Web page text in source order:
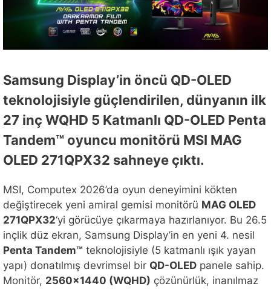
Samsung Display’in öncü QD-OLED
teknolojisiyle güçlendirilen, dünyanın ilk
27 inç WQHD 5 Katmanlı QD-OLED Penta
Tandem™ oyuncu monitörü MSI MAG
OLED 271QPX32 sahneye çıktı.
MSI, Computex 2026’da oyun deneyimini kökten
değiştirecek yeni amiral gemisi monitörü MAG OLED
271QPX32‘yi görücüye çıkarmaya hazırlanıyor. Bu 26.5
inçlik düz ekran, Samsung Display’in en yeni 4. nesil
Penta Tandem™ teknolojisiyle (5 katmanlı ışık yayan
yapı) donatılmış devrimsel bir QD-OLED panele sahip.
Monitör, 2560×1440 (WQHD) çözünürlük, inanılmaz